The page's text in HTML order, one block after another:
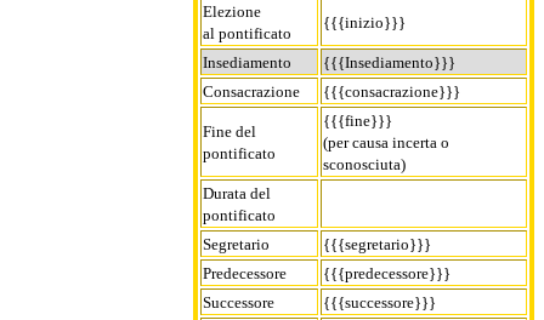
Elezione
al pontificato
{{{inizio}}}
Insediamento
{{{Insediamento}}}
Consacrazione
{{{consacrazione}}}
Fine del
pontificato
{{{fine}}}
(per causa incerta o
sconosciuta)
Durata del
pontificato
Segretario
{{{segretario}}}
Predecessore
{{{predecessore}}}
Successore
{{{successore}}}